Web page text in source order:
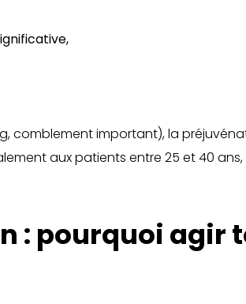
comblement important), la
aux patients entre 25 et 40
: pourquoi agir